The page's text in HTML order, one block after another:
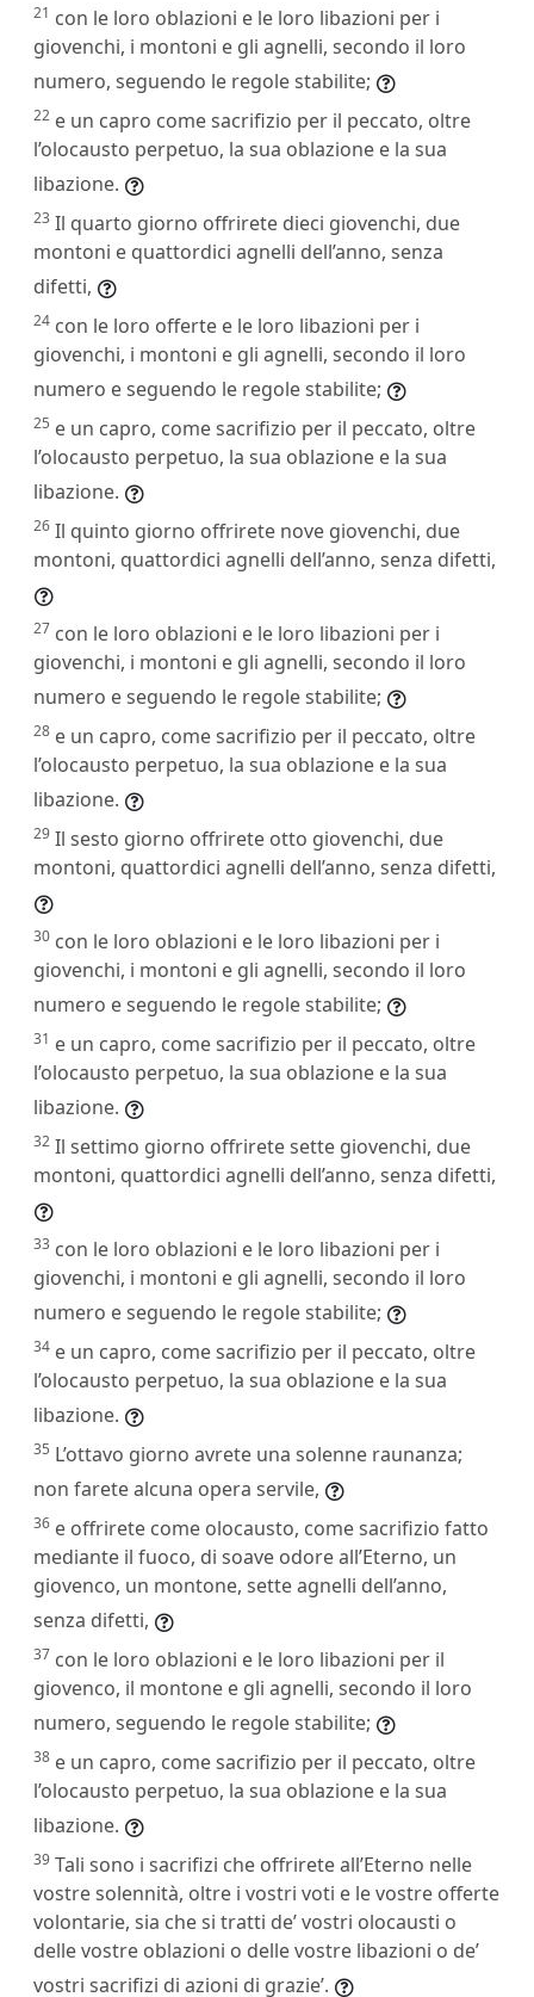
21 con le loro oblazioni e le loro libazioni per i
giovenchi, i montoni e gli agnelli, secondo il loro
numero, seguendo le regole stabilite;
22 e un capro come sacrifizio per il peccato, oltre
l’olocausto perpetuo, la sua oblazione e la sua
libazione.
23 Il quarto giorno offrirete dieci giovenchi, due
montoni e quattordici agnelli dell’anno, senza
difetti,
24 con le loro offerte e le loro libazioni per i
giovenchi, i montoni e gli agnelli, secondo il loro
numero e seguendo le regole stabilite;
25 e un capro, come sacrifizio per il peccato, oltre
l’olocausto perpetuo, la sua oblazione e la sua
libazione.
26 Il quinto giorno offrirete nove giovenchi, due
montoni, quattordici agnelli dell’anno, senza difetti,
27 con le loro oblazioni e le loro libazioni per i
giovenchi, i montoni e gli agnelli, secondo il loro
numero e seguendo le regole stabilite;
28 e un capro, come sacrifizio per il peccato, oltre
l’olocausto perpetuo, la sua oblazione e la sua
libazione.
29 Il sesto giorno offrirete otto giovenchi, due
montoni, quattordici agnelli dell’anno, senza difetti,
30 con le loro oblazioni e le loro libazioni per i
giovenchi, i montoni e gli agnelli, secondo il loro
numero e seguendo le regole stabilite;
31 e un capro, come sacrifizio per il peccato, oltre
l’olocausto perpetuo, la sua oblazione e la sua
libazione.
32 Il settimo giorno offrirete sette giovenchi, due
montoni, quattordici agnelli dell’anno, senza difetti,
33 con le loro oblazioni e le loro libazioni per i
giovenchi, i montoni e gli agnelli, secondo il loro
numero e seguendo le regole stabilite;
34 e un capro, come sacrifizio per il peccato, oltre
l’olocausto perpetuo, la sua oblazione e la sua
libazione.
35 L’ottavo giorno avrete una solenne raunanza;
non farete alcuna opera servile,
36 e offrirete come olocausto, come sacrifizio fatto
mediante il fuoco, di soave odore all’Eterno, un
giovenco, un montone, sette agnelli dell’anno,
senza difetti,
37 con le loro oblazioni e le loro libazioni per il
giovenco, il montone e gli agnelli, secondo il loro
numero, seguendo le regole stabilite;
38 e un capro, come sacrifizio per il peccato, oltre
l’olocausto perpetuo, la sua oblazione e la sua
libazione.
39 Tali sono i sacrifizi che offrirete all’Eterno nelle
vostre solennità, oltre i vostri voti e le vostre offerte
volontarie, sia che si tratti de’ vostri olocausti o
delle vostre oblazioni o delle vostre libazioni o de’
vostri sacrifizi di azioni di grazie’.